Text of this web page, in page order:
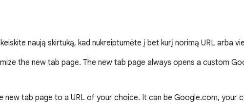
naują skirtuką, kad nukreiptumėte į bet kurį norimą URL arba
the new tab page. The new tab page always opens a custom
new tab page to a URL of your choice. It can be Google.com, your